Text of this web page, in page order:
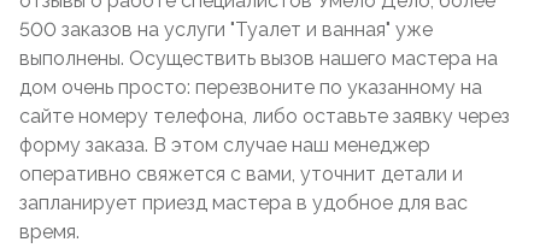
500 заказов на услуги "Туалет и ванная" уже
выполнены. Осуществить вызов нашего мастера на
дом очень просто: перезвоните по указанному на
сайте номеру телефона, либо оставьте заявку через
форму заказа. В этом случае наш менеджер
оперативно свяжется с вами, уточнит детали и
запланирует приезд мастера в удобное для вас
время.